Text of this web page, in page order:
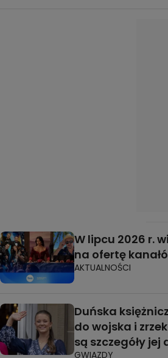
W lipcu 2026 r.
na ofertę
AKTUALNOŚCI
Duńska
do wojska i
są szczegóły jej
GWIAZDY